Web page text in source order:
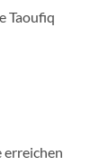
Taoufiq